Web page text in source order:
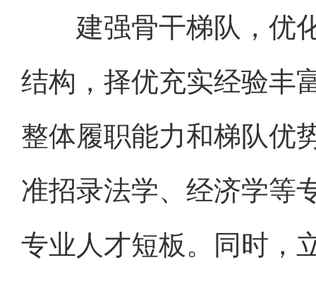
建强骨干梯队，优化
结构，择优充实经验丰
整体履职能力和梯队优
准招录法学、经济学等
专业人才短板。同时，